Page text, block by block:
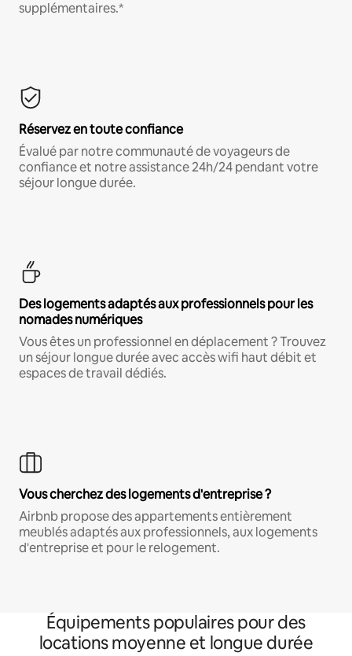
supplémentaires.*
Réservez en toute confiance
Évalué par notre communauté de voyageurs de
confiance et notre assistance 24h/24 pendant votre
séjour longue durée.
Des logements adaptés aux professionnels pour les
nomades numériques
Vous êtes un professionnel en déplacement ? Trouvez
un séjour longue durée avec accès wifi haut débit et
espaces de travail dédiés.
Vous cherchez des logements d'entreprise ?
Airbnb propose des appartements entièrement
meublés adaptés aux professionnels, aux logements
d'entreprise et pour le relogement.
Équipements populaires pour des
locations moyenne et longue durée